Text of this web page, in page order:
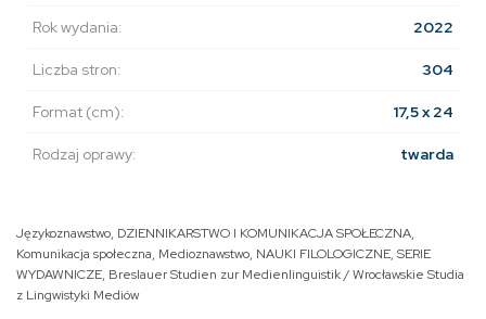
Rok wydania: 2022
Liczba stron: 304
Format (cm): 17,5 x 24
Rodzaj oprawy: twarda
Językoznawstwo, DZIENNIKARSTWO I KOMUNIKACJA SPOŁECZNA,
Komunikacja społeczna, Medioznawstwo, NAUKI FILOLOGICZNE, SERIE
WYDAWNICZE, Breslauer Studien zur Medienlinguistik / Wrocławskie Studia
z Lingwistyki Mediów